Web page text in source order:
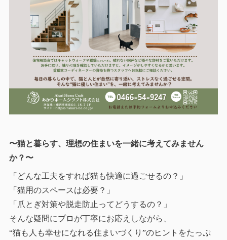
〜猫と暮らす、理想の住まいを一緒に考えてみません
か？〜
「どんな工夫をすれば猫も快適に過ごせるの？」
「猫用のスペースは必要？」
「爪とぎ対策や脱走防止ってどうするの？」
そんな疑問にプロが丁寧にお応えしながら、
“猫も人も幸せになれる住まいづくり”のヒントをたっぷ